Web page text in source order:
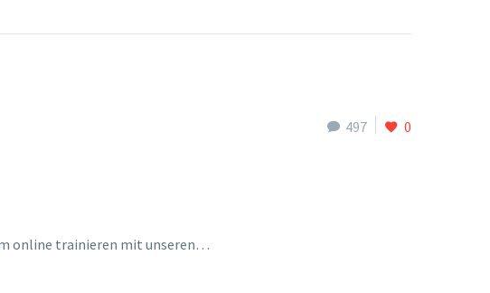
497 0
online trainieren mit unseren…